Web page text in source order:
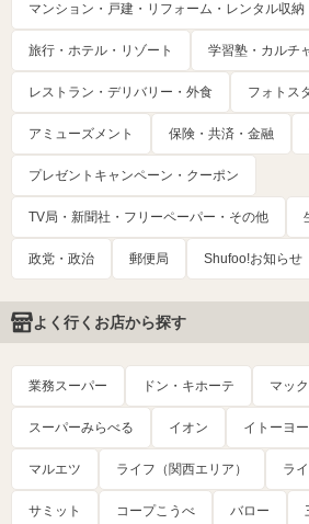
マンション・戸建・リフォーム・レンタル収納
旅行・ホテル・リゾート 学習塾・カルチ
レストラン・デリバリー・外食 フォトス
アミューズメント 保険・共済・金融
プレゼントキャンペーン・クーポン
TV局・新聞社・フリーペーパー・その他
政党・政治 郵便局 Shufoo!お知らせ
よく行くお店から探す
業務スーパー ドン・キホーテ マッ
スーパーみらべる イオン イトーヨ
マルエツ ライフ（関西エリア） ラ
サミット コープこうべ バロー